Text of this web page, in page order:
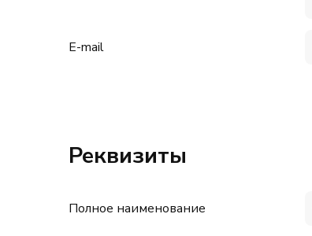
E-mail
Реквизиты
Полное наименование